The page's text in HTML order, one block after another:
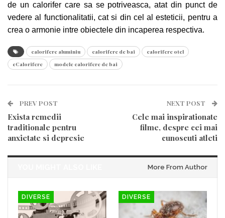
de un calorifer care sa se potriveasca, atat din punct de
vedere al functionalitatii, cat si din cel al esteticii, pentru a
crea o armonie intre obiectele din incaperea respectiva.
calorifere aluminiu calorifere de bai
calorifere otel
eCalorifere
modele calorifere de bai
PREV POST
Exista remedii
traditionale pentru
anxietate si depresie
NEXT POST
Cele mai inspirationate
filme, despre cei mai
cunoscuti atleti
More From Author
DIVERSE DIVERSE